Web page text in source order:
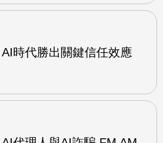
時代勝出關鍵信任效應